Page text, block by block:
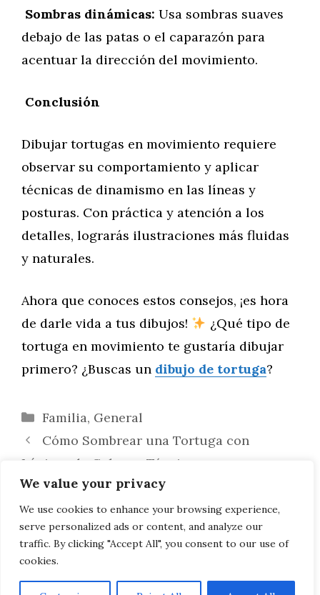
We value your privacy
We use cookies to enhance your browsing experience,
serve personalized ads or content, and analyze our
traffic. By clicking "Accept All", you consent to our use of
cookies.
Sombras dinámicas: Usa sombras suaves
debajo de las patas o el caparazón para
acentuar la dirección del movimiento.
Conclusión
Dibujar tortugas en movimiento requiere
observar su comportamiento y aplicar
técnicas de dinamismo en las líneas y
posturas. Con práctica y atención a los
detalles, lograrás ilustraciones más fluidas
y naturales.
Ahora que conoces estos consejos, ¡es hora
de darle vida a tus dibujos!
¿Qué tipo de
tortuga en movimiento te gustaría dibujar
primero? ¿Buscas un dibujo de tortuga?
Categorías
Familia, General
Cómo Sombrear una Tortuga con
Lápices de Colores: Técnicas para un
Acabado Realista
Cómo Dibujar una Tortuga Kawaii Paso a
Paso: ¡Dale un Toque Adorable a tu Arte!